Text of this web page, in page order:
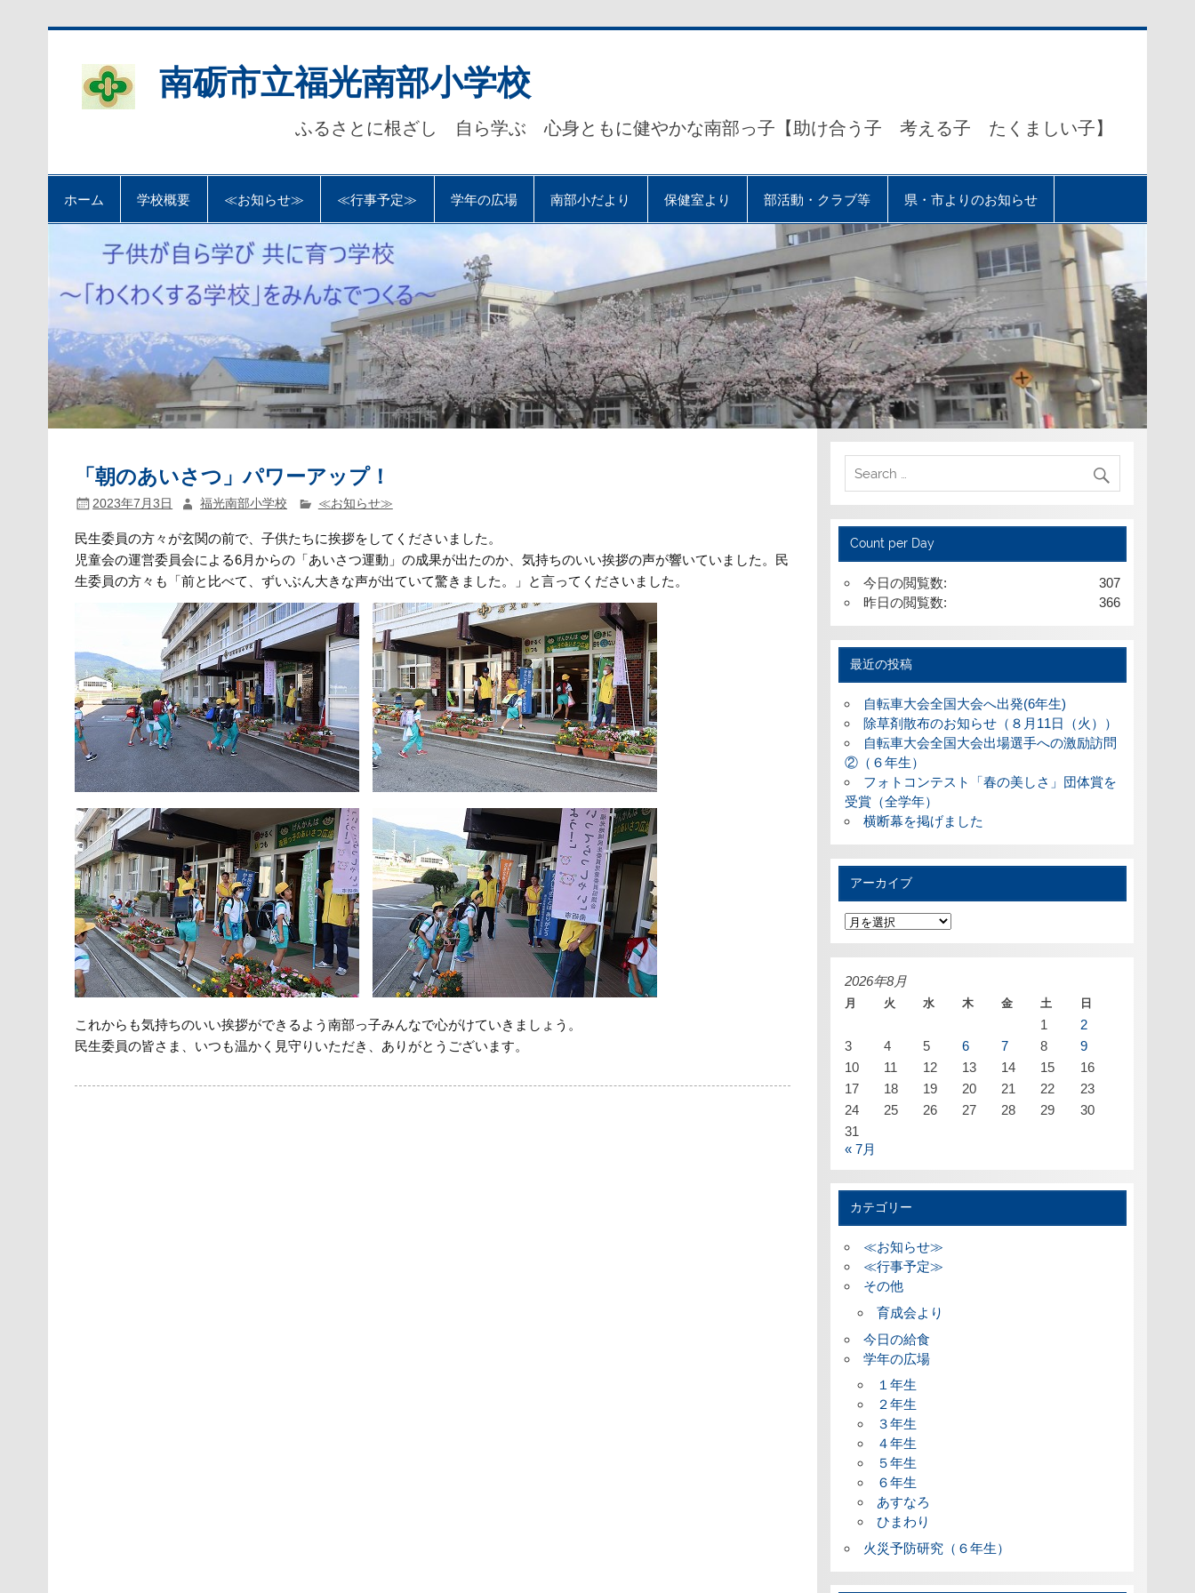
南砺市立福光南部小学校
ふるさとに根ざし 自ら学ぶ 心身ともに健やかな南部っ子【助け合う子 考える子 たくましい子】
ホーム 学校概要 ≪お知らせ≫ ≪行事予定≫ 学年の広場 南部小だより 保健室より 部活動・クラブ等 県・市よりのお知らせ
「朝のあいさつ」パワーアップ！
2023年7月3日 福光南部小学校 ≪お知らせ≫
民生委員の方々が玄関の前で、子供たちに挨拶をしてくださいました。
児童会の運営委員会による6月からの「あいさつ運動」の成果が出たのか、気持ちのいい挨拶の声が響いていました。民
生委員の方々も「前と比べて、ずいぶん大きな声が出ていて驚きました。」と言ってくださいました。
これからも気持ちのいい挨拶ができるよう南部っ子みんなで心がけていきましょう。
民生委員の皆さま、いつも温かく見守りいただき、ありがとうございます。
Count per Day
307
今日の閲覧数:
366
昨日の閲覧数:
最近の投稿
自転車大会全国大会へ出発(6年生)
除草剤散布のお知らせ（８月11日（火））
自転車大会全国大会出場選手への激励訪問
②（６年生）
フォトコンテスト「春の美しさ」団体賞を
受賞（全学年）
横断幕を掲げました
アーカイブ
ア
ー
カ
イ
2026年8月
月 火 水 木 金 土 日
1
2
3
4 5 6 7 8
9
10
11 12 13 14 15
16
17
18 19 20 21 22
23
24
25 26 27 28 29
30
31
« 7月
カテゴリー
≪お知らせ≫
≪行事予定≫
その他
育成会より
今日の給食
学年の広場
１年生
２年生
３年生
４年生
５年生
６年生
あすなろ
ひまわり
火災予防研究（６年生）